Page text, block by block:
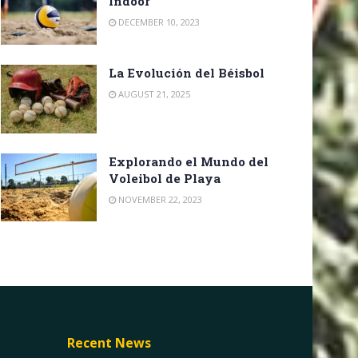
DECEMBER 10, 2023
La Evolución del Béisbol
AUGUST 21, 2025
Explorando el Mundo del
Voleibol de Playa
NOVEMBER 22, 2023
Recent News